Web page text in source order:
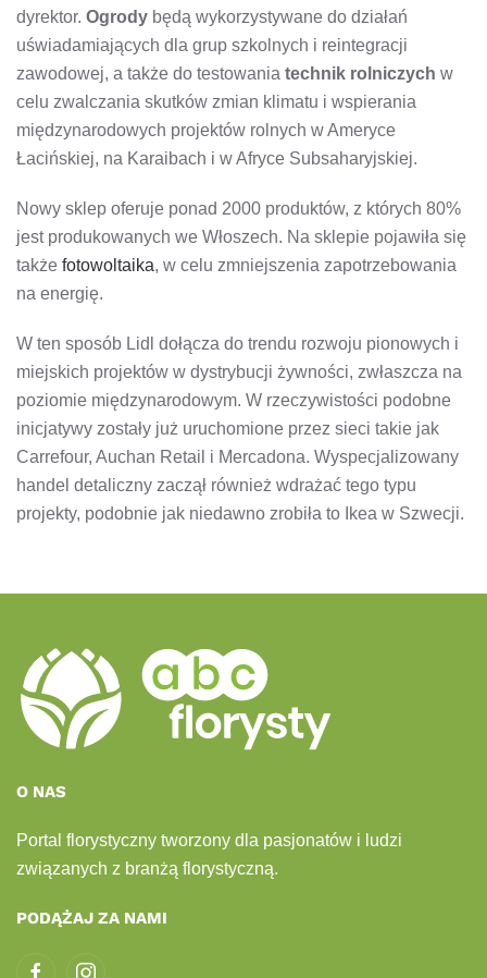
dyrektor. Ogrody będą wykorzystywane do działań
uświadamiających dla grup szkolnych i reintegracji
zawodowej, a także do testowania technik rolniczych w
celu zwalczania skutków zmian klimatu i wspierania
międzynarodowych projektów rolnych w Ameryce
Łacińskiej, na Karaibach i w Afryce Subsaharyjskiej.
Nowy sklep oferuje ponad 2000 produktów, z których 80%
jest produkowanych we Włoszech. Na sklepie pojawiła się
także fotowoltaika, w celu zmniejszenia zapotrzebowania
na energię.
W ten sposób Lidl dołącza do trendu rozwoju pionowych i
miejskich projektów w dystrybucji żywności, zwłaszcza na
poziomie międzynarodowym. W rzeczywistości podobne
inicjatywy zostały już uruchomione przez sieci takie jak
Carrefour, Auchan Retail i Mercadona. Wyspecjalizowany
handel detaliczny zaczął również wdrażać tego typu
projekty, podobnie jak niedawno zrobiła to Ikea w Szwecji.
O NAS
Portal florystyczny tworzony dla pasjonatów i ludzi
związanych z branżą florystyczną.
PODĄŻAJ ZA NAMI